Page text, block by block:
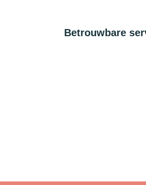
Betrouwbare